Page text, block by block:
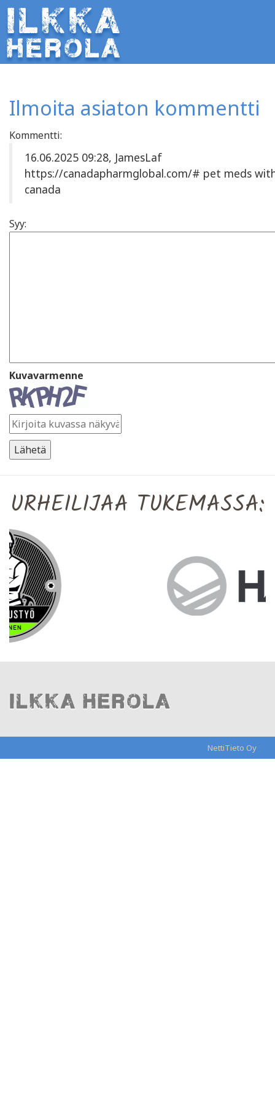
Ilmoita asiaton kommentti
Kommentti:
16.06.2025 09:28, JamesLaf
https://canadapharmglobal.com/# pet meds
canada
Syy:
Kuvavarmenne
URHEILIJAA TUKEMASSA:
NettiTieto Oy